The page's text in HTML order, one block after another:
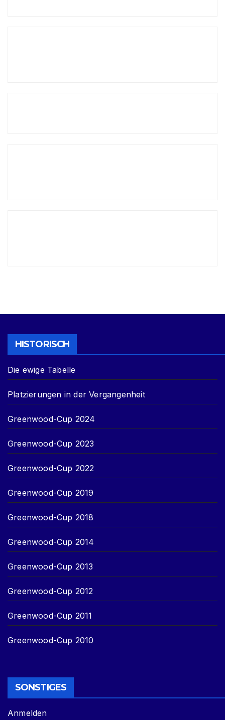
HISTORISCH
Die ewige Tabelle
Platzierungen in der Vergangenheit
Greenwood-Cup 2024
Greenwood-Cup 2023
Greenwood-Cup 2022
Greenwood-Cup 2019
Greenwood-Cup 2018
Greenwood-Cup 2014
Greenwood-Cup 2013
Greenwood-Cup 2012
Greenwood-Cup 2011
Greenwood-Cup 2010
SONSTIGES
Anmelden